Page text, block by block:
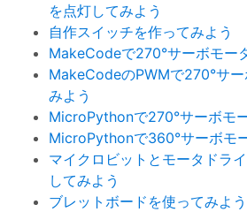
を点灯してみよう
自作スイッチを作ってみよう
MakeCodeで270°サーボモー
MakeCodeのPWMで270°サ
みよう
MicroPythonで270°サーボモ
MicroPythonで360°サーボモ
マイクロビットとモータドラ
してみよう
ブレットボードを使ってみよう